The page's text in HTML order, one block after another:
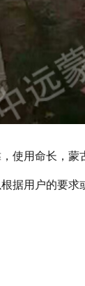
使用命长，
据用户的要